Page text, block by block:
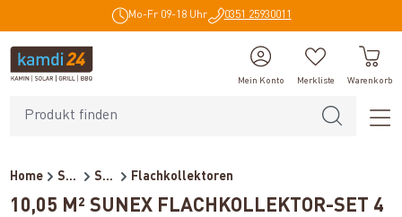
Mo-Fr 09-18 Uhr 0351 25930011
Mein Konto Merkliste Warenkorb
Home Solar Solarthermie Flachkollektoren
10,05 M² SUNEX FLACHKOLLEKTOR-SET 4